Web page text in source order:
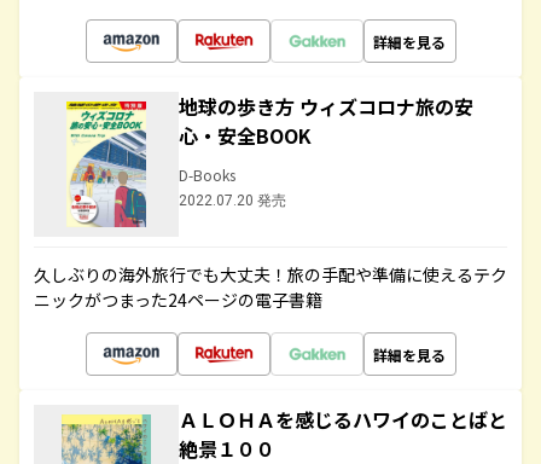
詳細を見る
地球の歩き方 ウィズコロナ旅の安
心・安全BOOK
D-Books
2022.07.20 発売
久しぶりの海外旅行でも大丈夫！旅の手配や準備に使えるテク
ニックがつまった24ページの電子書籍
詳細を見る
ＡＬＯＨＡを感じるハワイのことばと
絶景１００